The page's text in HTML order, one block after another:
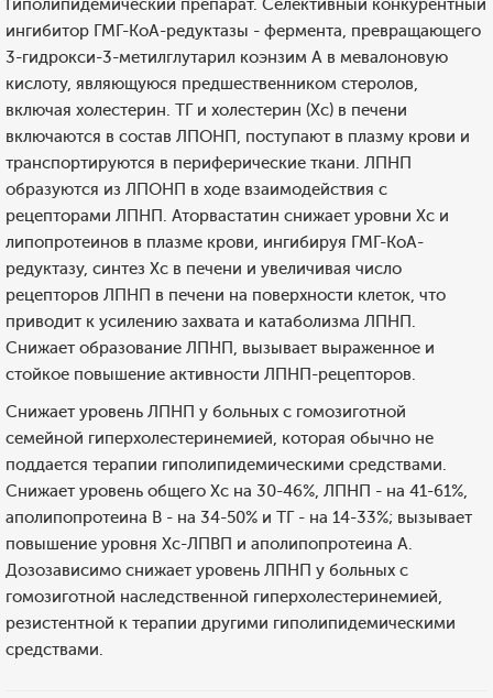
Гиполипидемический препарат. Селективный конкурентный
ингибитор ГМГ-КоА-редуктазы - фермента, превращающего
3-гидрокси-3-метилглутарил коэнзим А в мевалоновую
кислоту, являющуюся предшественником стеролов,
включая холестерин. ТГ и холестерин (Хс) в печени
включаются в состав ЛПОНП, поступают в плазму крови и
транспортируются в периферические ткани. ЛПНП
образуются из ЛПОНП в ходе взаимодействия с
рецепторами ЛПНП. Аторвастатин снижает уровни Хс и
липопротеинов в плазме крови, ингибируя ГМГ-КоА-
редуктазу, синтез Хс в печени и увеличивая число
рецепторов ЛПНП в печени на поверхности клеток, что
приводит к усилению захвата и катаболизма ЛПНП.
Снижает образование ЛПНП, вызывает выраженное и
стойкое повышение активности ЛПНП-рецепторов.
Снижает уровень ЛПНП у больных с гомозиготной
семейной гиперхолестеринемией, которая обычно не
поддается терапии гиполипидемическими средствами.
Снижает уровень общего Хс на 30-46%, ЛПНП - на 41-61%,
аполипопротеина В - на 34-50% и ТГ - на 14-33%; вызывает
повышение уровня Хс-ЛПВП и аполипопротеина А.
Дозозависимо снижает уровень ЛПНП у больных с
гомозиготной наследственной гиперхолестеринемией,
резистентной к терапии другими гиполипидемическими
средствами.